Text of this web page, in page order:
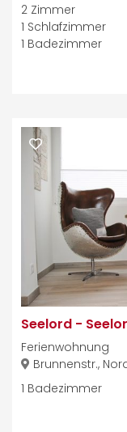
2 Zimmer
1 Schlafzimmer
1 Badezimmer
Seelord -
Ferienwohnung
Brunnenstr.,
1 Badezimmer